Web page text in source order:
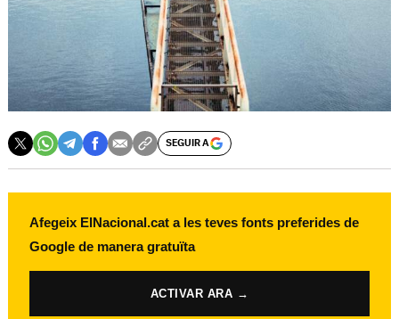
SEGUIR A
Afegeix ElNacional.cat a les teves fonts preferides de
Google de manera gratuïta
ACTIVAR ARA →